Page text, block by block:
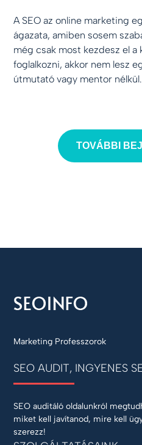
A SEO az online marketing
ágazata, amiben sosem
még csak most kezdesz el a
foglalkozni, akkor nem lesz
útmutató vagy mentor nélkül.
TOVÁBBI
Marketing Professzorok
SEO AUDIT, INGYENES
SEO auditáló oldalunkról
miket kell javítanod, mire kell
szerezz!